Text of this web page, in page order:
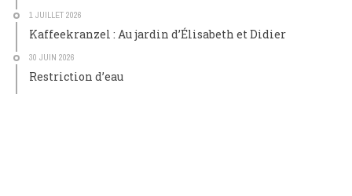
1 JUILLET 2026
Kaffeekranzel : Au jardin d’Élisabeth et Didier
30 JUIN 2026
Restriction d’eau